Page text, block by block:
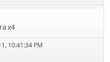
x4
10:41:34 PM